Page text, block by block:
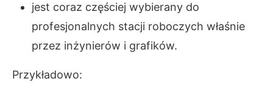
jest coraz częściej wybierany do
profesjonalnych stacji roboczych właśnie
przez inżynierów i grafików.
Przykładowo: